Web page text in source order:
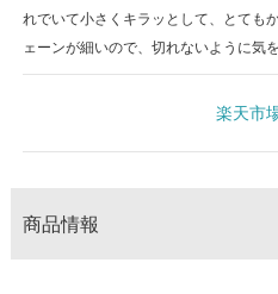
れでいて小さくキラッとして、とても
ェーンが細いので、切れないように気
楽天市
商品情報